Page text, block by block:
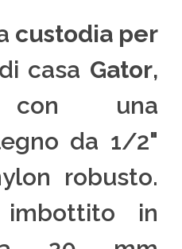
custodia per
di casa Gator,
con una
da 1/2"
robusto.
in